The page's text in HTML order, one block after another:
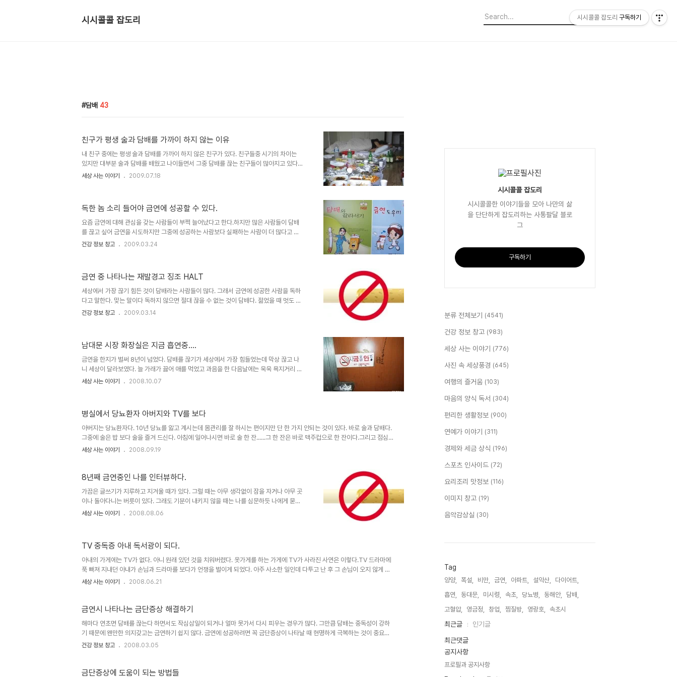
시시콜콜 잡도리
담배 43
친구가 평생 술과 담배를 가까이 하지 않는 이유
내 친구 중에는 평생 술과 담배를 가까이 하지 않은 친구가 있다. 친구들중 시기의 차이는
있지만 대부분 술과 담배를 배웠고 나이들면서 그중 담배를 끊는 친구들이 많아지고 있다.
나 역시도 스물이 넘어서 담배를 배웠는데 한 번 입에 댄 담배는 금새 니코틴에 중독이 되었
하지 않는 친구가 있다. 그 친구가 술과 담배를 하지 않는데는 특별한 이유가 있었는데 그것
은 바로 아버지 때문이었다. 친구의 아버지는 술을 드시면 주사가 심했는데 평소에는 너무
나..
세상 사는 이야기 2009.07.18
독한 놈 소리 들어야 금연에 성공할 수 있다.
요즘 금연에 대해 관심을 갖는 사람들이 부쩍 늘어났다고 한다.하지만 많은 사람들이 담배
를 끊고 싶어 금연을 시도하지만 그중에 성공하는 사람보다 실패하는 사람이 더 많다고 한
다. 그것은 바로 담배 속 체내에 축적되어 있는 니코틴이 일으키는 금단증상 때문이라고 한
해 담배를 피우는 사람은 피우지 않은 사람에 비해 더 자주 피로를 느끼고 불면증에 시달리
기도 하며 호흡기기 약해지고 폐활량이 적어진다. 또 감기도 더 자주 걸리고 걸리면 더 오래
앓는다. 그리고..
건강 정보 창고 2009.03.24
금연 중 나타나는 재발경고 징조 HALT
세상에서 가장 끊기 힘든 것이 담배라는 사람들이 많다. 그래서 금연에 성공한 사람을 독하
다고 말한다. 맞는 말이다 독하지 않으면 절대 끊을 수 없는 것이 담배다. 젊었을 때 멋도 모
르고 배웠다는 사람도 있고 외로움 때문에 혹은 친구가 권해서 등등 담배를 피우게 된 동기
들이키기도 했다. 담배가 생각날 때 마다 군것질을 해 갑자기 불어난 체중 때문에 한동안 고
생하기도 했다. 매스컴에서 광고하던 금연초도 피워 봤지만 금연하는데 전혀 도움이 되지..
건강 정보 창고 2009.03.14
남대문 시장 화장실은 지금 흡연중....
금연을 한지가 벌써 8년이 넘었다. 담배를 끊기가 세상에서 가장 힘들었는데 막상 끊고 나
니 세상이 달라보였다. 늘 가래가 끓어 애를 먹었고 과음을 한 다음날에는 욱욱 욕지거리 때
문에 온종일 고생한 적도 많았다. 그렇지만 한 번 중독된 담배를 끊는다는 것은 정말 힘들었
배를 피우다 적발되면 친구든 가족이든 무조건 만원씩 준다는 약속도 한몫했다.그렇게 어렵
게 3개월이 지나고 1년이 지나도 늘 담배에 대한 유혹이 심했다. 특히 술을 마실 때는 정말..
세상 사는 이야기 2008.10.07
병실에서 당뇨환자 아버지와 TV를 보다
아버지는 당뇨환자다. 10년 당뇨를 앓고 계시는데 몸관리를 잘 하시는 편이지만 단 한 가지 안되는 것이 있다. 바로 술과 담배다.
그중에 술은 밥 보다 술을 즐겨 드신다. 아침에 일어나시면 바로 술 한 잔......그 한 잔은 바로 맥주컵으로 한 잔이다.그리고 점심
때와 저녁 때 그리고 잠 드시기 전에 또 한 잔......병원에 갈 때 마다 의사선생님이 아무리 끊으라고 해도 시큰둥한 반응을 보이며.
하지는 않으셨는데 이번에 목에 자꾸 가래가 끓어 종합병원..
세상 사는 이야기 2008.09.19
8년째 금연중인 나를 인터뷰하다.
가끔은 글쓰기가 지루하고 지겨울 때가 있다. 그럴 때는 아무 생각없이 잠을 자거나 아무 곳
이나 돌아다니는 버릇이 있다. 그래도 기분이 내키지 않을 때는 나를 심문하듯 나에게 묻고
답하는 버릇이 있다. 새로운 시도인데 자꾸 하다보니 재미있다. 오늘은 8년째 금연 중인 나
집에서 키타를 치며 노래를 부르던 친구가 내뿜는 담배연기가 너무나 멋있어 보여 처음 피
워봤다. 당시 친구네 할머니는 공초없는 새마을을 피웠는데 노란 필터가 있던 새마을과..
세상 사는 이야기 2008.08.06
TV 중독증 아내 독서광이 되다.
아내의 가게에는 TV가 없다. 아니 원래 있던 것을 치워버렸다. 옷가게를 하는 가게에 TV가 사라진 사연은 이렇다.TV 드라마에
푹 빠져 지내던 아내가 손님과 드라마를 보다가 언쟁을 벌이게 되었다. 아주 사소한 일인데 다투고 난 후 그 손님이 오지 않게 되
었다. 그러자 아내는 아예 TV를 없애 버렸다. 10년이 넘은 TV라 화질도 좋지 않았지만 무엇보다도 하루종일 TV에 빠져 있는 시
면 아내는 지독한 TV 중독증이 있었기 때문이다. 그런데 이상한 일이 벌어졌..
세상 사는 이야기 2008.06.21
금연시 나타나는 금단증상 해결하기
해마다 연초면 담배를 끊는다 하면서도 작심삼일이 되거나 얼마 못가서 다시 피우는 경우가 많다. 그만큼 담배는 중독성이 강하
기 때문에 왠만한 의지갖고는 금연하기 쉽지 않다. 금연에 성공하려면 꼭 금단증상이 나타날 때 현명하게 극복하는 것이 중요한
데 금단증상이 나타날 때 도움이 될 수 있는 방법에는 무엇이 있을까? 첫째 금단 증상은 피로감과 졸음을 들 수가 있다. 카페인에
든 균형식을 한다. 매일 조금씩 5-6회에 정도 식사한다. 운동한다. 둘째 잦은 두통을..
건강 정보 창고 2008.03.05
금단증상에 도움이 되는 방법들
시시콜콜 잡도리
시시콜콜한 이야기들을 모아 나만의 삶
을 단단하게 잡도리하는 사통팔달 블로
그
구독하기
분류 전체보기 (4541)
건강 정보 창고 (983)
세상 사는 이야기 (776)
사진 속 세상풍경 (645)
여행의 즐거움 (103)
마음의 양식 독서 (304)
편리한 생활정보 (900)
연예가 이야기 (311)
경제와 세금 상식 (196)
스포츠 인사이드 (72)
요리조리 맛정보 (116)
이미지 창고 (19)
음악감상실 (30)
Tag
양양, 폭설, 비만, 금연, 아파트, 설악산,
다이어트,
흡연,
동대문, 미시령, 속초, 당뇨병, 동해안,
담배,
고혈압,
영금정, 창업, 찜질방, 영랑호, 속초시,
최
글
인
기
최근글
인기글
최근댓글
공지사항
프로필과 공지사항
시시콜콜 잡도리 구독하기